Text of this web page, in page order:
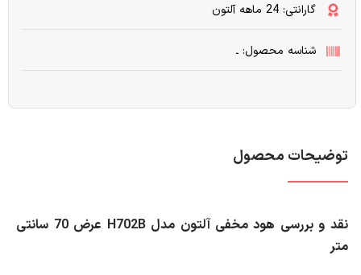
گارانتی: 24 ماهه آلتون
شناسه محصول: ـ
توضیحات محصول
نقد و بررسی هود مخفی آلتون مدل H702B عرض 70 سانتی
متر